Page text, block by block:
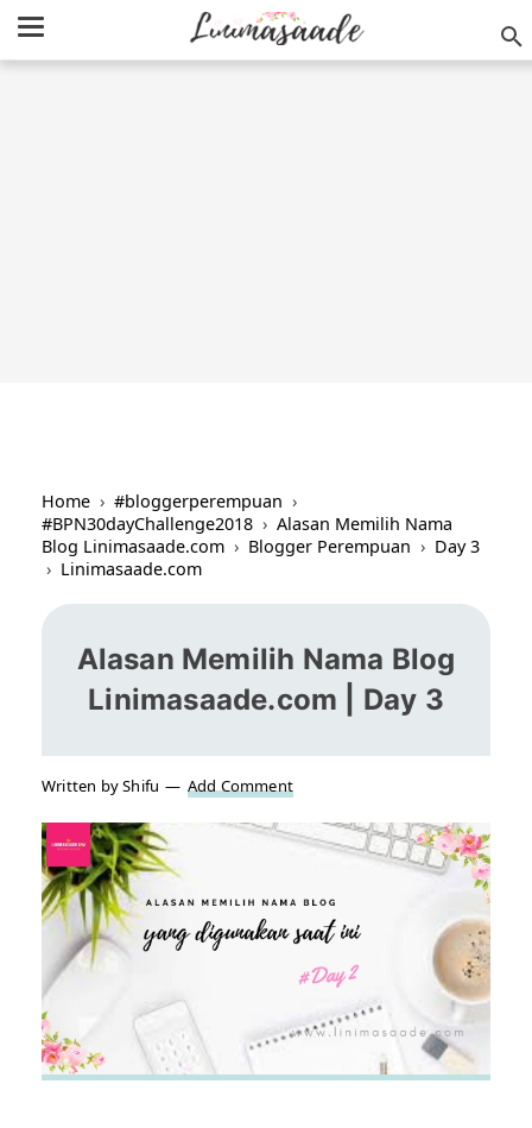
-->
Home › #bloggerperempuan ›
#BPN30dayChallenge2018 › Alasan Memilih Nama
Blog Linimasaade.com › Blogger Perempuan › Day 3
› Linimasaade.com
Alasan Memilih Nama Blog
Linimasaade.com | Day 3
Written by Shifu Add Comment